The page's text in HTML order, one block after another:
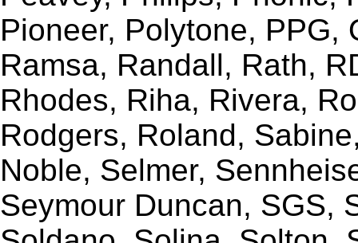
Pioneer, Polytone, PPG,
Ramsa, Randall, Rath,
Rhodes, Riha, Rivera,
Rodgers, Roland,
Noble, Selmer,
Seymour Duncan, SGS,